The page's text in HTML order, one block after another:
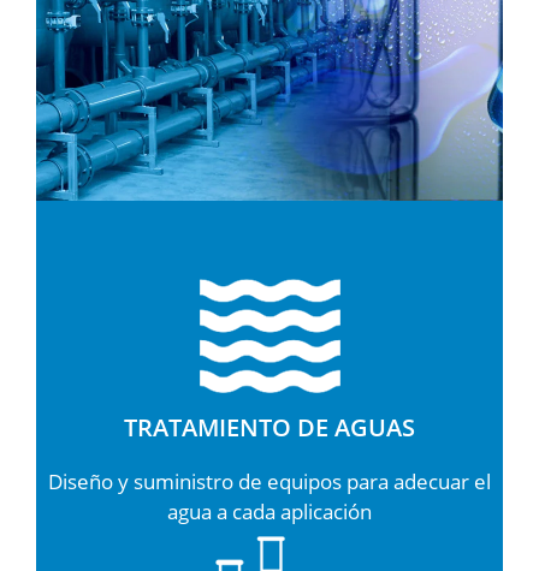
TRATAMIENTO DE AGUAS
Diseño y suministro de equipos para adecuar el
agua a cada aplicación